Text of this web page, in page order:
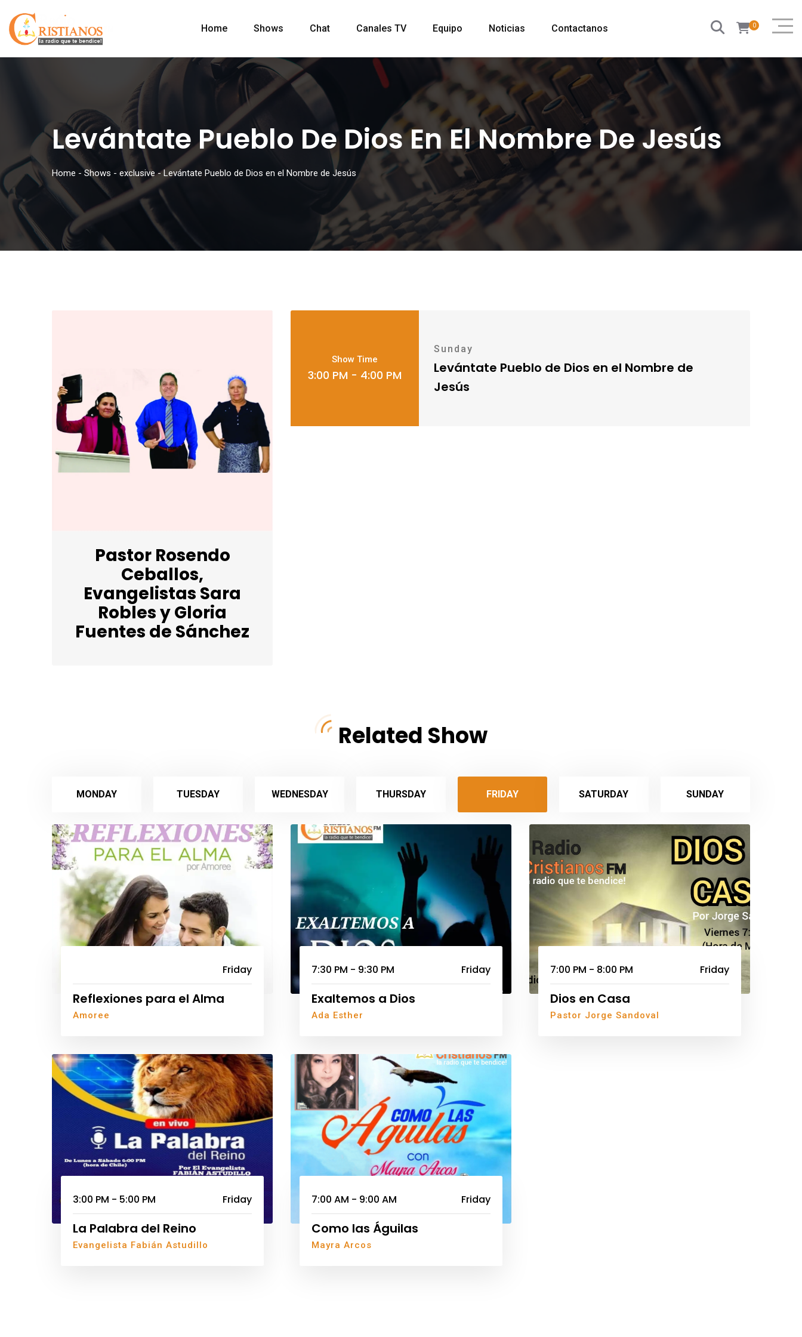
Home Shows Chat Canales TV Equipo Noticias Contactanos 0
Levántate Pueblo De Dios En El Nombre De Jesús
Home - Shows - exclusive-Levántate Pueblo de Dios en el Nombre de Jesús
Pastor Rosendo
Ceballos,
Evangelistas Sara
Robles y Gloria
Fuentes de Sánchez
Show Time
3:00 PM - 4:00 PM
Sunday
Levántate Pueblo de Dios en el Nombre de
Jesús
Related Show
MONDAY TUESDAY WEDNESDAY THURSDAY FRIDAY SATURDAY SUNDAY
Friday
Reflexiones para el Alma
Amoree
7:30 PM - 9:30 PM Friday
Exaltemos a Dios
Ada Esther
7:00 PM - 8:00 PM Friday
Dios en Casa
Pastor Jorge Sandoval
3:00 PM - 5:00 PM Friday
La Palabra del Reino
Evangelista Fabián Astudillo
7:00 AM - 9:00 AM Friday
Como las Águilas
Mayra Arcos